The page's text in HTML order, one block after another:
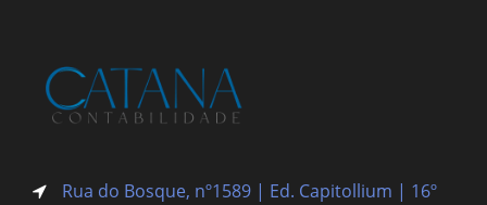
Rua do Bosque, nº1589 | Ed. Capitollium | 16º